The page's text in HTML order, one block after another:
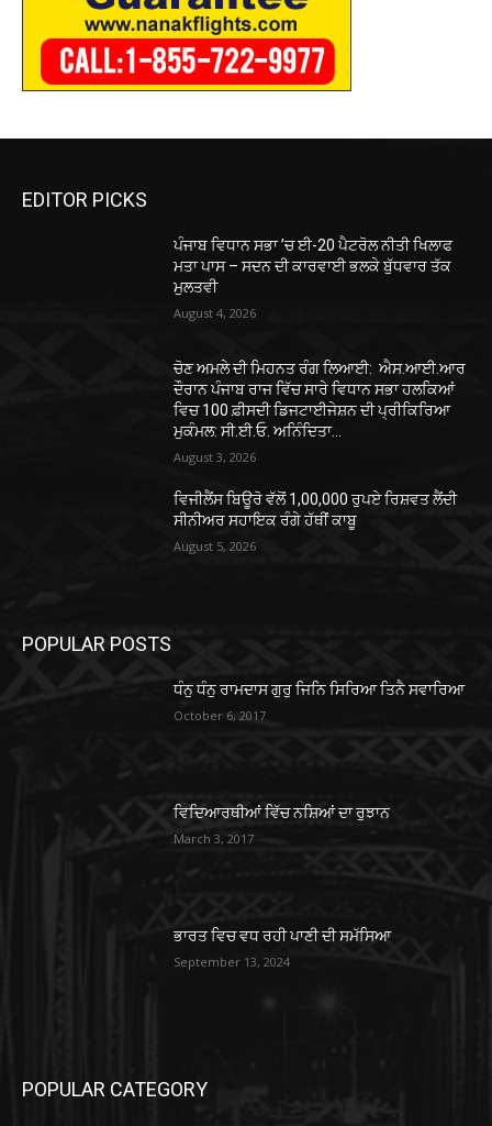
EDITOR PICKS
ਪੰਜਾਬ ਵਿਧਾਨ ਸਭਾ ’ਚ ਈ-20 ਪੈਟਰੋਲ ਨੀਤੀ ਖਿਲਾਫ
ਮਤਾ ਪਾਸ – ਸਦਨ ਦੀ ਕਾਰਵਾਈ ਭਲਕੇ ਬੁੱਧਵਾਰ ਤੱਕ
ਮੁਲਤਵੀ
August 4, 2026
ਚੋਣ ਅਮਲੇ ਦੀ ਮਿਹਨਤ ਰੰਗ ਲਿਆਈ: ਐਸ.ਆਈ.ਆਰ
ਦੌਰਾਨ ਪੰਜਾਬ ਰਾਜ ਵਿੱਚ ਸਾਰੇ ਵਿਧਾਨ ਸਭਾ ਹਲਕਿਆਂ
ਵਿਚ 100 ਫ਼ੀਸਦੀ ਡਿਜਟਾਈਜੇਸ਼ਨ ਦੀ ਪ੍ਰੀਕਿਰਿਆ
ਮੁਕੰਮਲ: ਸੀ.ਈ.ਓ. ਅਨਿੰਦਿਤਾ...
August 3, 2026
ਵਿਜੀਲੈਂਸ ਬਿਊਰੋ ਵੱਲੋਂ 1,00,000 ਰੁਪਏ ਰਿਸ਼ਵਤ ਲੈਂਦੀ
ਸੀਨੀਅਰ ਸਹਾਇਕ ਰੰਗੇ ਹੱਥੀਂ ਕਾਬੂ
August 5, 2026
POPULAR POSTS
ਧੰਨੁ ਧੰਨੁ ਰਾਮਦਾਸ ਗੁਰੁ ਜਿਨਿ ਸਿਰਿਆ ਤਿਨੈ ਸਵਾਰਿਆ
October 6, 2017
ਵਿਦਿਆਰਥੀਆਂ ਵਿੱਚ ਨਸ਼ਿਆਂ ਦਾ ਰੁਝਾਨ
March 3, 2017
ਭਾਰਤ ਵਿਚ ਵਧ ਰਹੀ ਪਾਣੀ ਦੀ ਸਮੱਸਿਆ
September 13, 2024
POPULAR CATEGORY